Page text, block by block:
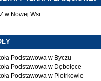
w Nowej Wsi
Podstawowa w Byczu
Podstawowa w Dębołęce
Podstawowa w Piotrkowie